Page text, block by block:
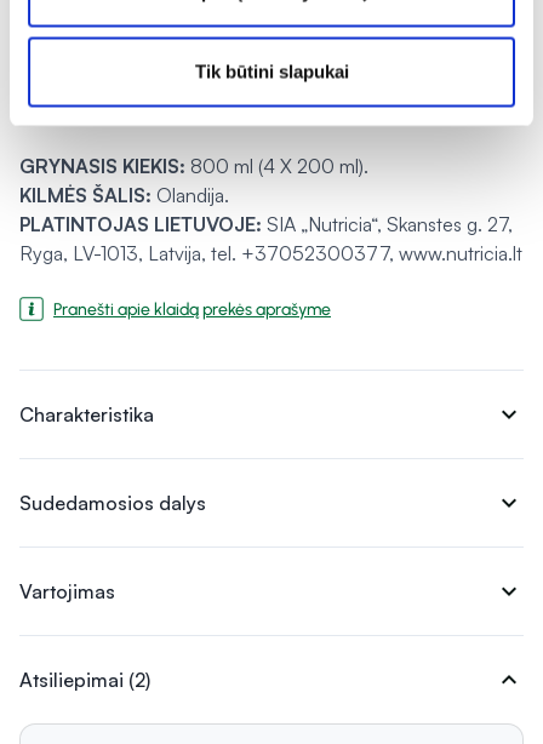
Tik būtini slapukai
LAIKYMO SĄLYGOS:Laikykite sausoje vėsioje vietoje.
24 val. Produktas sterilizuotas ypač aukštoje temperatūroje.
Supakuota naudojant apsaugines dujas.
GRYNASIS KIEKIS: 800 ml (4 X 200 ml).
KILMĖS ŠALIS: Olandija.
PLATINTOJAS LIETUVOJE: SIA „Nutricia“, Skanstes g. 27,
Ryga, LV-1013, Latvija, tel. +37052300377, www.nutricia.lt
Pranešti apie klaidą prekės aprašyme
Charakteristika expand_more
Sudedamosios dalys expand_more
Vartojimas expand_more
Atsiliepimai (2) expand_more